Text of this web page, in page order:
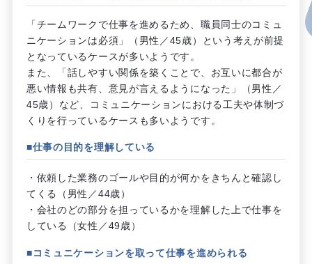
「チームワークで仕事を進めるため、職員同士のコミュ
ニケーションは必須」（男性／45歳）という考えが前提
となっているケースが多いようです。
また、「話しやすい関係を築くことで、お互いに都合が
悪い情報も共有、意見が言えるようになった」（男性／
45歳）など、コミュニケーションにおける工夫や体制づ
くりを行っているケースも多いようです。
■仕事の目的を理解している
・依頼した業務のゴールや目的が何かをきちんと確認し
てくる（男性／44歳）
・会社のどの部分を担っているかを理解した上で仕事を
している（女性／49歳）
■コミュニケーションを取って仕事を進められる